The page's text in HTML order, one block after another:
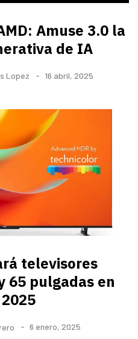
Amuse 3.0 la
de IA
Lopez 16 abril, 2025
televisores
65 pulgadas en
2025
6 enero, 2025